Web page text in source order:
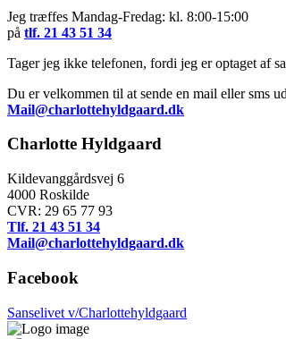
Jeg træffes Mandag-Fredag: kl. 8:00-15:00
på tlf. 21 43 51 34
Tager jeg ikke telefonen, fordi jeg er optaget af
Du er velkommen til at sende en mail eller sms
Mail@charlottehyldgaard.dk
Charlotte Hyldgaard
Kildevanggårdsvej 6
4000 Roskilde
CVR: 29 65 77 93
Tlf. 21 43 51 34
Mail@charlottehyldgaard.dk
Facebook
Sanselivet v/Charlottehyldgaard